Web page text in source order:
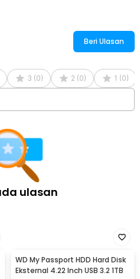
Beri Ulasan
3 (0) 2 (0) 1 (0)
ulasan
WD My Passport HDD Hard Disk
Eksternal 4.22 Inch USB 3.2 1TB